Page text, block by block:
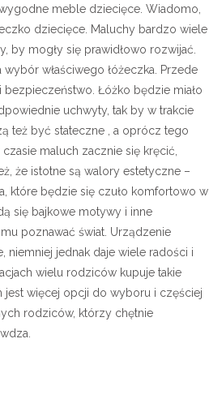
meble dziecięce. Wiadomo,
dziecięce. Maluchy bardzo wiele
by mogły się prawidłowo rozwijać.
właściwego łóżeczka. Przede
bezpieczeństwo. Łóżko będzie miało
uchwyty, tak by w trakcie
też być stateczne , a oprócz tego
maluch zacznie się kręcić,
że istotne są walory estetyczne –
które będzie się czuło komfortowo w
się bajkowe motywy i inne
poznawać świat. Urządzenie
jednak daje wiele radości i
wielu rodziców kupuje takie
jest więcej opcji do wyboru i częściej
rodziców, którzy chętnie